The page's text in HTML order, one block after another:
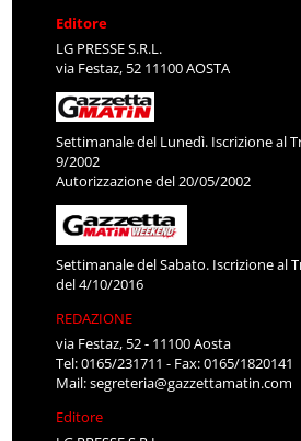
Editore
LG PRESSE S.R.L.
via Festaz, 52 11100 AOSTA
Settimanale del Lunedì. Iscrizione al
9/2002
Autorizzazione del 20/05/2002
Settimanale del Sabato. Iscrizione al
del 4/10/2016
REDAZIONE
via Festaz, 52 - 11100 Aosta
Tel: 0165/231711 - Fax: 0165/1820141
Mail:segreteria@gazzettamatin.com
Editore